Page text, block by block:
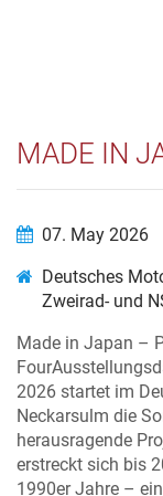
MADE IN
07. May 2026
Deutsches
Zweirad- und
Made in Japan –
2026 startet im
Neckarsulm die
herausragende
erstreckt sich bis
1990er Jahre –